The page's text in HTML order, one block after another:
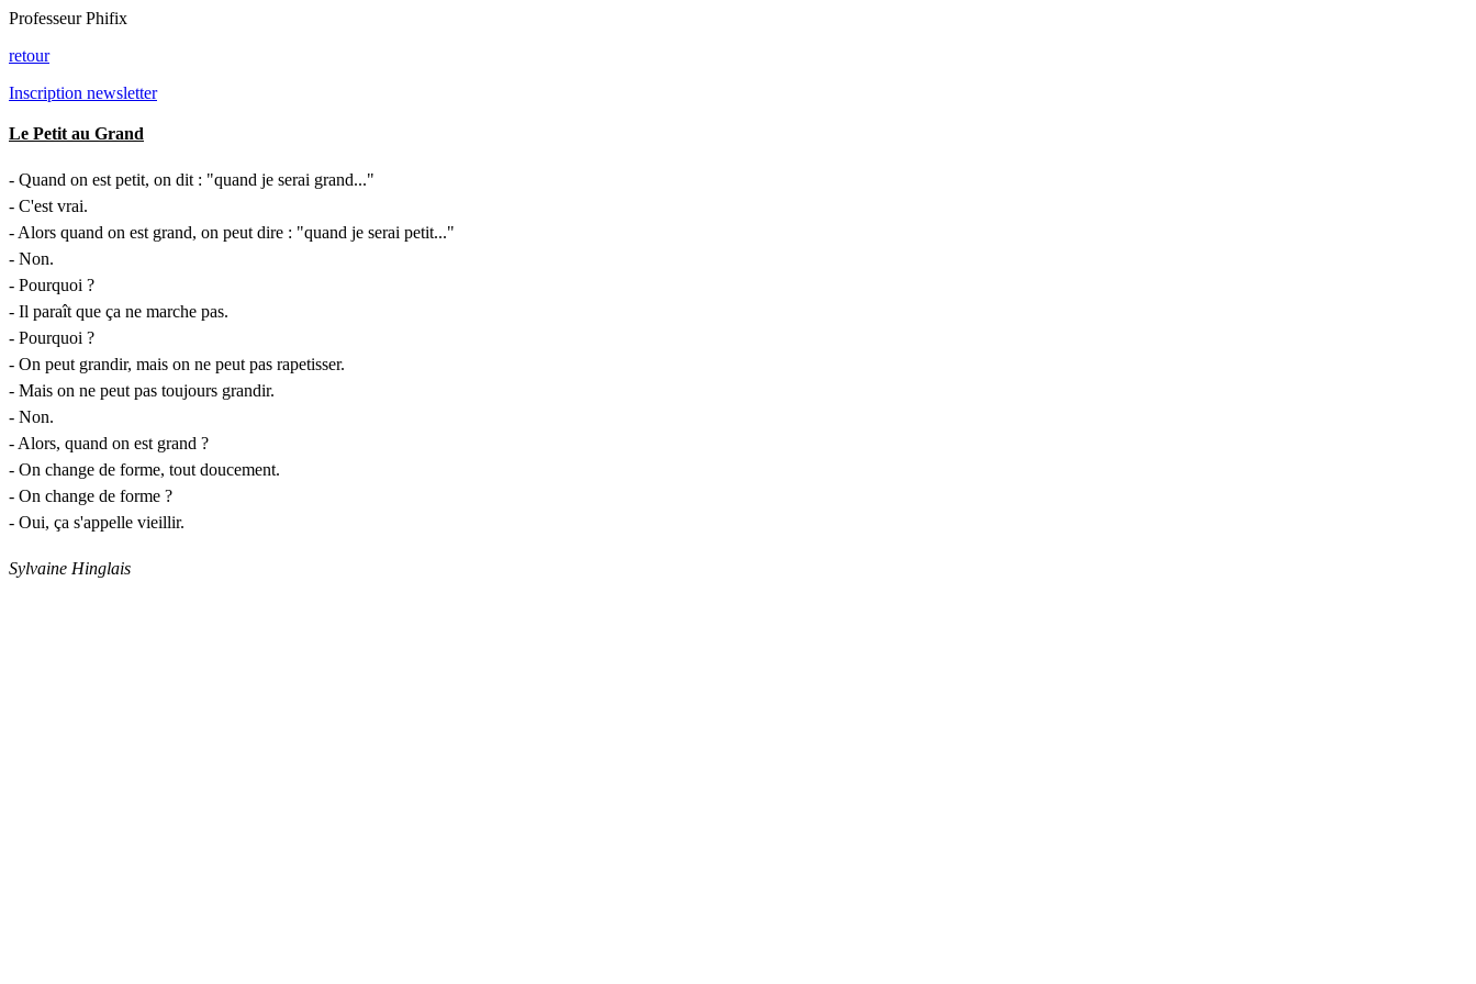
Professeur Phifix
retour
Inscription newsletter
Le Petit au Grand
- Quand on est petit, on dit : "quand je serai grand..."
- C'est vrai.
- Alors quand on est grand, on peut dire : "quand je serai petit..."
- Non.
- Pourquoi ?
- Il paraît que ça ne marche pas.
- Pourquoi ?
- On peut grandir, mais on ne peut pas rapetisser.
- Mais on ne peut pas toujours grandir.
- Non.
- Alors, quand on est grand ?
- On change de forme, tout doucement.
- On change de forme ?
- Oui, ça s'appelle vieillir.
Sylvaine Hinglais